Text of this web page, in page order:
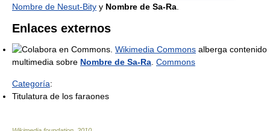
Nombre de Nesut-Bity y Nombre de Sa-Ra.
Enlaces externos
Wikimedia Commons alberga contenido
multimedia sobre Nombre de Sa-Ra. Commons
Categoría:
Titulatura de los faraones